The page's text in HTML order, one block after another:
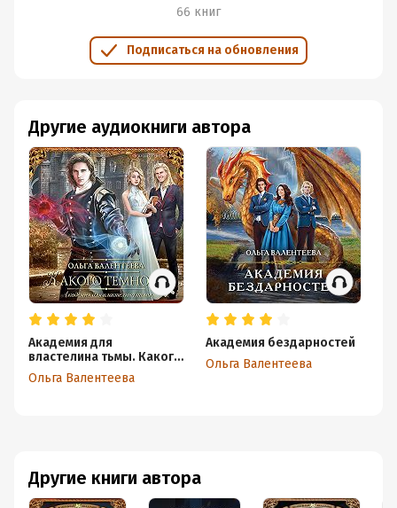
66 книг
Подписаться на обновления
Другие книги автора
Другие аудиокниги автора
Академия для
властелина тьмы. Какого
темного?
Ольга Валентеева
Академия бездарностей
Ольга Валентеева